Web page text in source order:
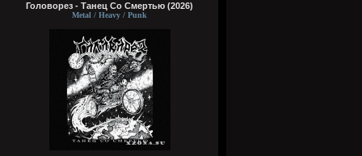
Головорез - Tанец Со Смертью (2026)
Metal / Heavy / Punk